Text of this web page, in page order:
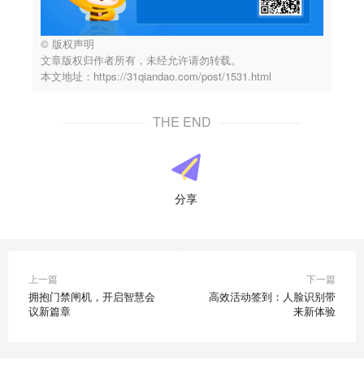
© 版权声明
文章版权归作者所有，未经允许请勿转载。
本文地址：https://31qiandao.com/post/1531.html
THE END
分享
上一篇
拥抱门禁闸机，开启智慧会
议新篇章
下一篇
高效活动签到：人脸识别带
来新体验